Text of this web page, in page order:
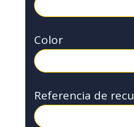
Color
Referencia de